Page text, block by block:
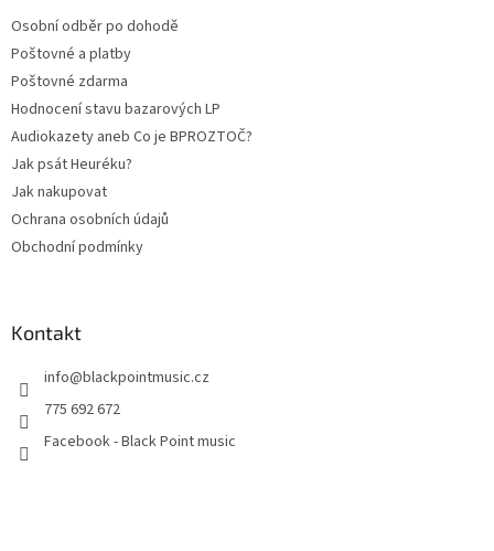
Osobní odběr po dohodě
Poštovné a platby
Poštovné zdarma
Hodnocení stavu bazarových LP
Audiokazety aneb Co je BPROZTOČ?
Jak psát Heuréku?
Jak nakupovat
Ochrana osobních údajů
Obchodní podmínky
Kontakt
info@blackpointmusic.cz
775 692 672
Facebook - Black Point music